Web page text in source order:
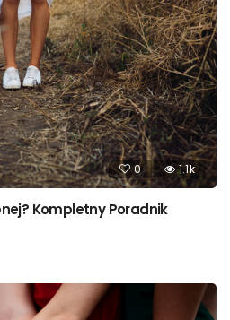
0 1.1k
Kompletny Poradnik